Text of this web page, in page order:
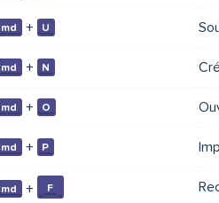
+ U
+ N
+ O
+ P
+ F